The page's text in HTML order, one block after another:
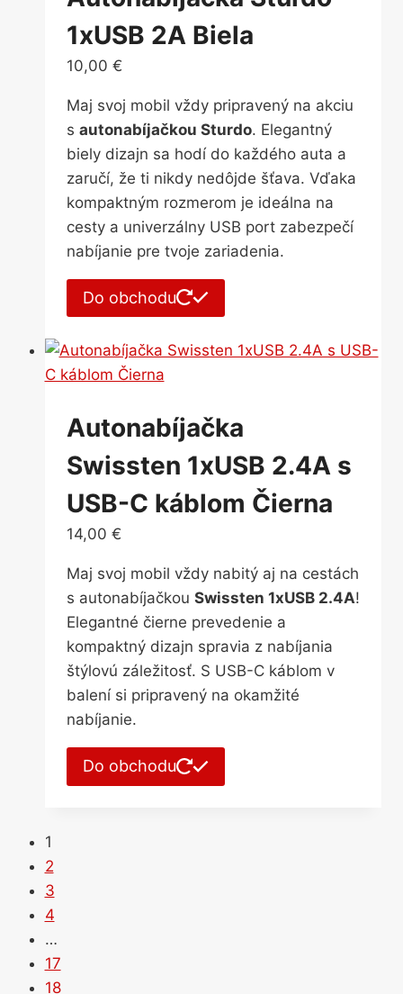
1xUSB 2A Biela
10,00 €
Maj svoj mobil vždy pripravený na akciu
s autonabíjačkou Sturdo. Elegantný
biely dizajn sa hodí do každého auta a
zaručí, že ti nikdy nedôjde šťava. Vďaka
kompaktným rozmerom je ideálna na
cesty a univerzálny USB port zabezpečí
nabíjanie pre tvoje zariadenia.
Do obchodu
Autonabíjačka
Swissten 1xUSB 2.4A s
USB-C káblom Čierna
14,00 €
Maj svoj mobil vždy nabitý aj na cestách
s autonabíjačkou Swissten 1xUSB 2.4A!
Elegantné čierne prevedenie a
kompaktný dizajn spravia z nabíjania
štýlovú záležitosť. S USB-C káblom v
balení si pripravený na okamžité
nabíjanie.
Do obchodu
1
2
3
4
…
17
18